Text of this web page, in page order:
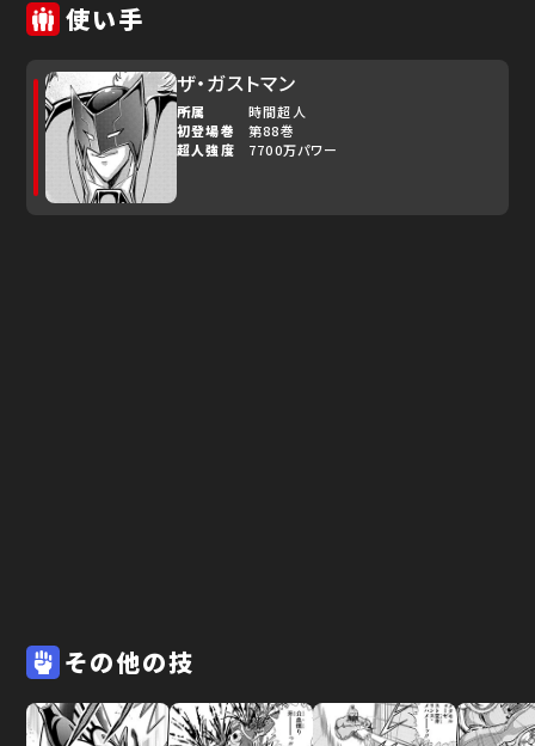
使い手
ザ・ガストマン
所属
時間超人
初登場巻
第88巻
超人強度
7700万パワー
その他の技